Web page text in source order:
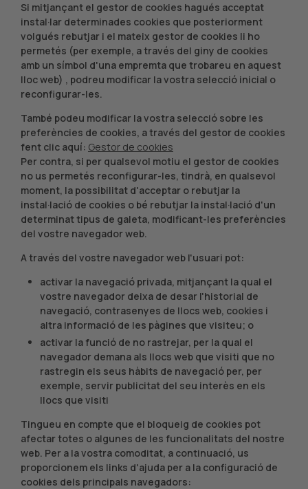
Si mitjançant el gestor de cookies hagués acceptat
instal·lar determinades cookies que posteriorment
volgués rebutjar i el mateix gestor de cookies li ho
permetés (per exemple, a través del giny de cookies
amb un símbol d'una empremta que trobareu en aquest
lloc web) , podreu modificar la vostra selecció inicial o
reconfigurar-les.
També podeu modificar la vostra selecció sobre les
preferències de cookies, a través del gestor de cookies
fent clic aquí: Gestor de cookies
Per contra, si per qualsevol motiu el gestor de cookies
no us permetés reconfigurar-les, tindrà, en qualsevol
moment, la possibilitat d'acceptar o rebutjar la
instal·lació de cookies o bé rebutjar la instal·lació d'un
determinat tipus de galeta, modificant-les preferències
del vostre navegador web.
A través del vostre navegador web l'usuari pot:
activar la navegació privada, mitjançant la qual el
vostre navegador deixa de desar l'historial de
navegació, contrasenyes de llocs web, cookies i
altra informació de les pàgines que visiteu; o
activar la funció de no rastrejar, per la qual el
navegador demana als llocs web que visiti que no
rastregin els seus hàbits de navegació per, per
exemple, servir publicitat del seu interès en els
llocs que visiti
Tingueu en compte que el bloqueig de cookies pot
afectar totes o algunes de les funcionalitats del nostre
web. Per a la vostra comoditat, a continuació, us
proporcionem els links d'ajuda per a la configuració de
cookies dels principals navegadors: